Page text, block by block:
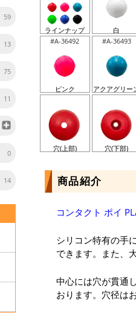
59
13
75
11
0
14
ラインナップ 白
#A-36492
ピンク
#A-36493
アクアグリー
穴(上部) 穴(下部)
商品紹介
コンタクト ポイ
シリコン特有の手
できます。また、
中心には穴が貫通
おります。穴径は